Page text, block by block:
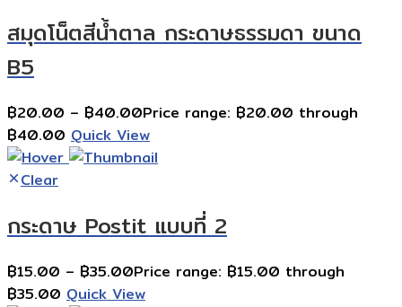
สมุดโน็ตสีน้ำตาล กระดาษธรรมดา ขนาด
B5
฿20.00 – ฿40.00Price range: ฿20.00 through
฿40.00 Quick View
Clear
กระดาษ Postit แบบที่ 2
฿15.00 – ฿35.00Price range: ฿15.00 through
฿35.00 Quick View